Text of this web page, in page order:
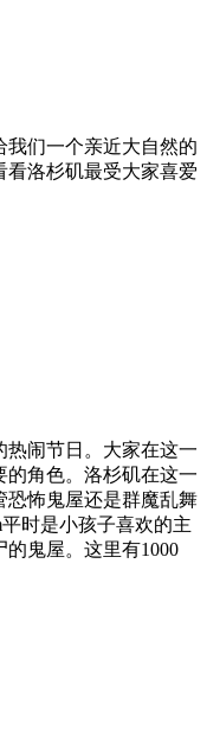
们一个亲近大自然的
洛杉矶最受大家喜爱
闹节日。大家在这一
的角色。洛杉矶在这一
恐怖鬼屋还是群魔乱舞
平时是小孩子喜欢的主
鬼屋。这里有1000